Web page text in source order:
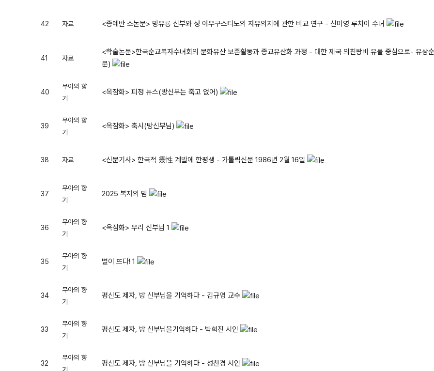
42 자료 <종예반 소논문> 방유룡 신부와 성 아우구스티노의 자유의지에 관한 비교 연구 - 신미영 루치아 수녀
41 자료
<학술논문>한국순교복자수녀회의 문화유산 보존활동과 종교유산화 과정 - 대한 제국 의친왕비 유물 중심으로- 유상
문)
40
무아의 향
기
<옥잠화> 피정 뉴스(방신부는 죽고 없어)
39
무아의 향
기
<옥잠화> 축시(방신부님)
38 자료 <신문기사> 한국적 靈性 계발에 한평생 - 가톨릭신문 1986년 2월 16일
37
무아의 향
기
2025 복자의 밤
36
무아의 향
기
<옥잠화> 우리 신부님 1
35
무아의 향
기
별이 뜨다! 1
34
무아의 향
기
평신도 제자, 방 신부님을 기억하다 - 김규영 교수
33
무아의 향
기
평신도 제자, 방 신부님을기억하다 - 박희진 시인
32
무아의 향
평신도 제자, 방 신부님을 기억하다 - 성찬경 시인